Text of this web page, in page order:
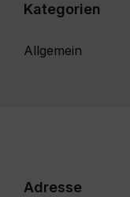
Kategorien
Allgemein
Adresse